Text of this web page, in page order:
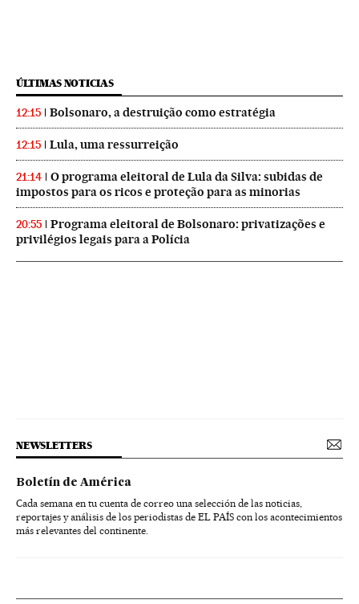
ÚLTIMAS NOTICIAS
12:15 Bolsonaro, a destruição como estratégia
12:15 Lula, uma ressurreição
21:14
O programa eleitoral de Lula da Silva: subidas de
impostos para os ricos e proteção para as minorias
20:55
Programa eleitoral de Bolsonaro: privatizações e
privilégios legais para a Polícia
NEWSLETTERS
Boletín de América
Cada semana en tu cuenta de correo una selección de las noticias,
reportajes y análisis de los periodistas de EL PAÍS con los acontecimientos
más relevantes del continente.